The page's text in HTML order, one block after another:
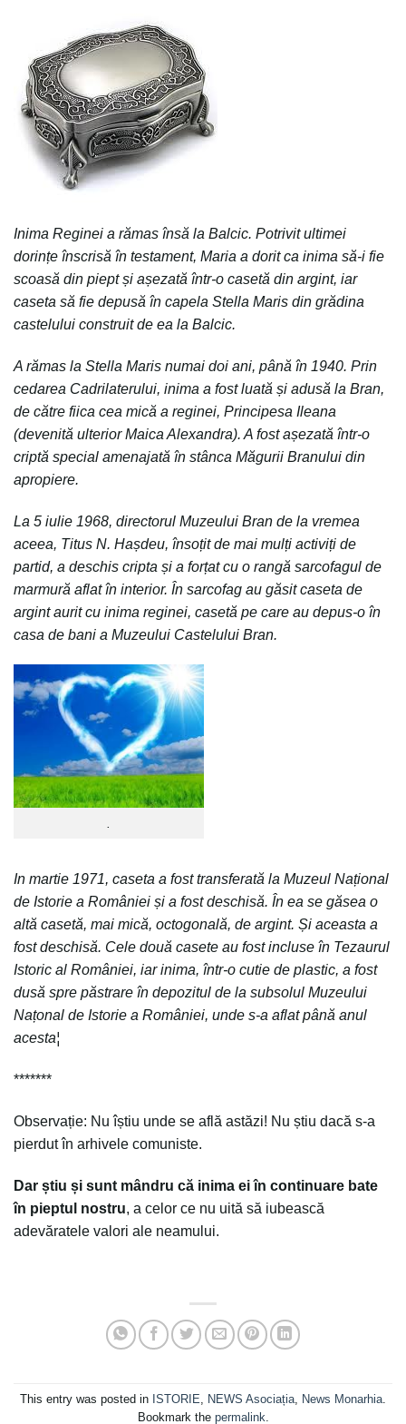
Inima Reginei a rămas însă la Balcic. Potrivit ultimei
dorințe înscrisă în testament, Maria a dorit ca inima să-i fie
scoasă din piept și așezată într-o casetă din argint, iar
caseta să fie depusă în capela Stella Maris din grădina
castelului construit de ea la Balcic.
A rămas la Stella Maris numai doi ani, până în 1940. Prin
cedarea Cadrilaterului, inima a fost luată și adusă la Bran,
de către fiica cea mică a reginei, Principesa Ileana
(devenită ulterior Maica Alexandra). A fost așezată într-o
criptă special amenajată în stânca Măgurii Branului din
apropiere.
La 5 iulie 1968, directorul Muzeului Bran de la vremea
aceea, Titus N. Hașdeu, însoțit de mai mulți activiți de
partid, a deschis cripta și a forțat cu o rangă sarcofagul de
marmură aflat în interior. În sarcofag au găsit caseta de
argint aurit cu inima reginei, casetă pe care au depus-o în
casa de bani a Muzeului Castelului Bran.
In martie 1971, caseta a fost transferată la Muzeul Național
de Istorie a României și a fost deschisă. În ea se găsea o
altă casetă, mai mică, octogonală, de argint. Și aceasta a
fost deschisă. Cele două casete au fost incluse în Tezaurul
Istoric al României, iar inima, într-o cutie de plastic, a fost
dusă spre păstrare în depozitul de la subsolul Muzeului
Națonal de Istorie a României, unde s-a aflat până anul
acesta¦
*******
Observație: Nu îștiu unde se află astăzi! Nu știu dacă s-a
pierdut în arhivele comuniste.
Dar știu și sunt mândru că inima ei în continuare bate
în pieptul nostru, a celor ce nu uită să iubească
adevăratele valori ale neamului.
This entry was posted in ISTORIE NEWS Asociația News Monarhia
Bookmark the permalink